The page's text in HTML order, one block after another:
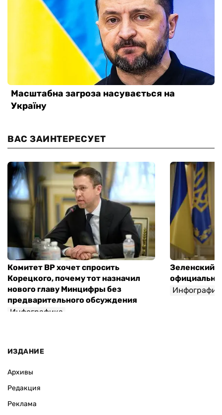
ВАС ЗАИНТЕРЕСУЕТ
Комитет ВР хочет спросить
Корецкого, почему тот назначил
нового главу Минцифры без
предварительного обсуждения
Инфографика
Зеленский
ИЗДАНИЕ
Архивы
Редакция
Реклама